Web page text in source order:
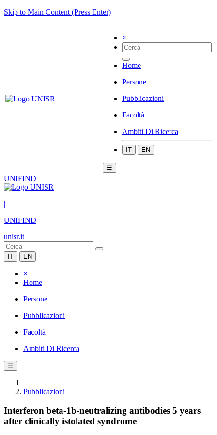
Skip to Main Content (Press Enter)
×
Home
Persone
Pubblicazioni
Facoltà
Ambiti Di Ricerca
IT EN
☰
UNIFIND
|
UNIFIND
unisr.it
IT EN
×
Home
Persone
Pubblicazioni
Facoltà
Ambiti Di Ricerca
☰
Pubblicazioni
Interferon beta-1b-neutralizing antibodies 5 years
after clinically istolated syndrome